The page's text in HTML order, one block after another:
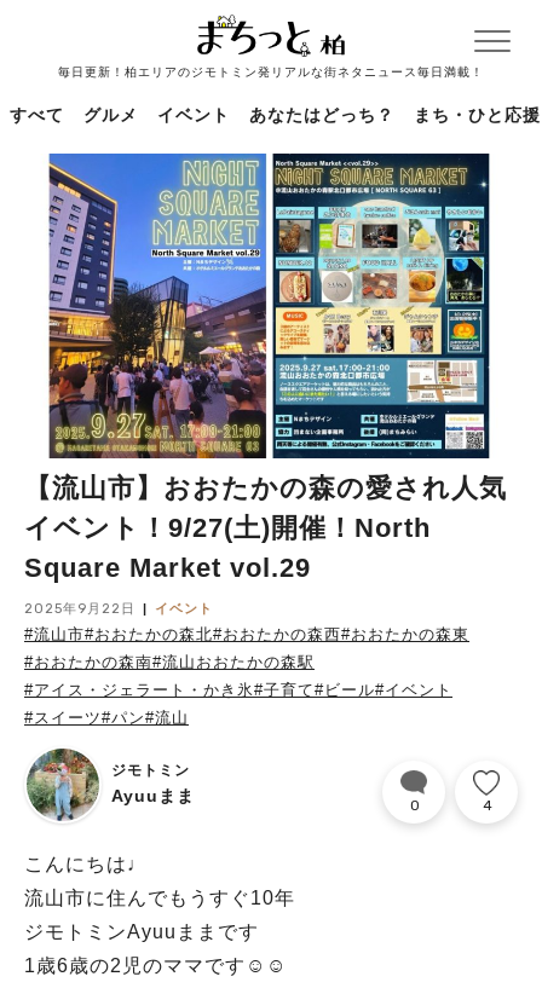
毎日更新！柏エリアのジモトミン発リアルな街ネタニュース毎日満載！
すべて グルメ イベント あなたはどっち？ まち・ひと応援
【流山市】おおたかの森の愛され人気
イベント！9/27(土)開催！North
Square Market vol.29
2025年9月22日 イベント
#流山市#おおたかの森北#おおたかの森西#おおたかの森東
#おおたかの森南#流山おおたかの森駅
#アイス・ジェラート・かき氷#子育て#ビール#イベント
#スイーツ#パン#流山
ジモトミン
Ayuuまま 0 4
こんにちは♩
流山市に住んでもうすぐ10年
ジモトミンAyuuままです
1歳6歳の2児のママです☺︎☺︎